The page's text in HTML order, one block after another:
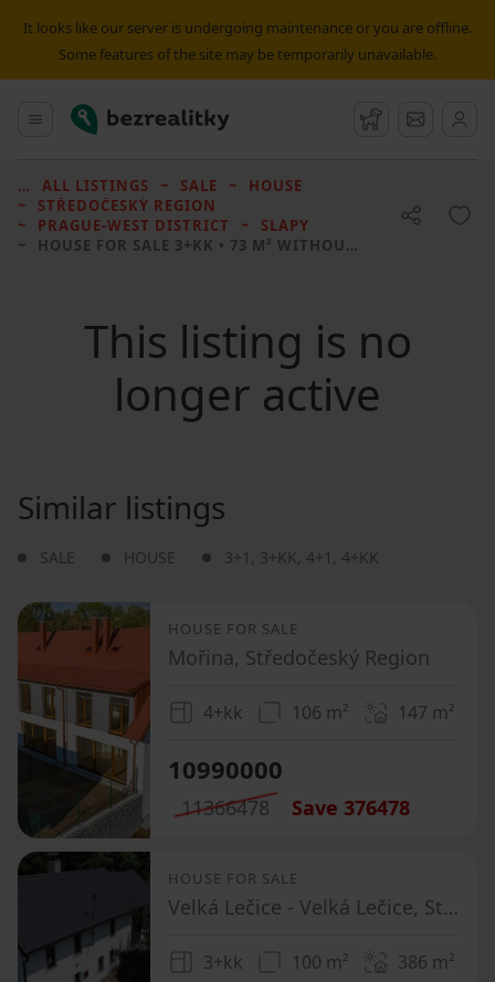
It looks like our server is undergoing maintenance or you are offline.
Some features of the site may be temporarily unavailable.
Main menu
Bezrealitky Watchdog
ALL LISTINGS SALE
HOUSE
STŘEDOČESKÝ REGION
PRAGUE-WEST DISTRICT
SLAPY
HOUSE FOR SALE 3+KK • 73 M² WITHOUT REAL ESTATE
This listing is no
longer active
Similar listings
SALE HOUSE 3+1 , 3+KK, 4+1 , 4+KK
HOUSE FOR SALE
Mořina, Středočeský Region
4+kk 106 m² 147 m²
10990000
11366478 Save 376478
HOUSE FOR SALE
Velká Lečice - Velká Lečice, Středočeský Region
3+kk 100 m² 386 m²